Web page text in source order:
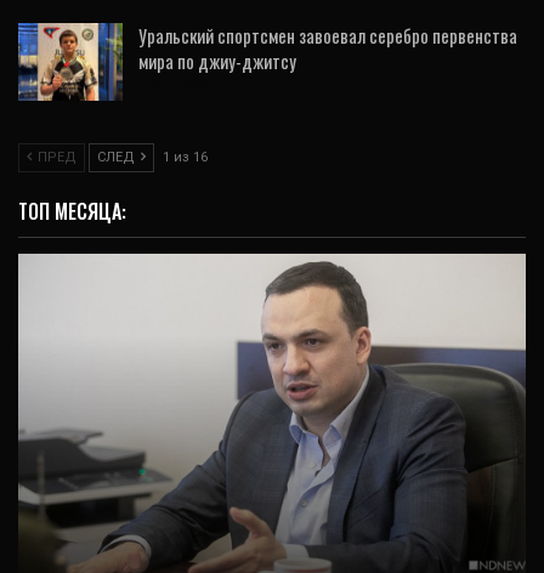
Уральский спортсмен завоевал серебро первенства
мира по джиу-джитсу
ПРЕД СЛЕД 1 из 16
ТОП МЕСЯЦА:
ИНТЕРВЬЮ
«Малый и средний бизнес – база для
Свердловской области»: вице-губернатор
Дмитрий…